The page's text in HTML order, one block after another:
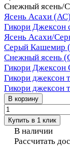
Снежный ясень/
Ясень Асахи (АС)
Гикори
Ясень Асахи/
Серый Кашемир
Снежный ясень
Гикори Джексон
Гикори джексон
Гикори джексон
В корзину
Купить в 1 клик
В наличии
Рассчитать